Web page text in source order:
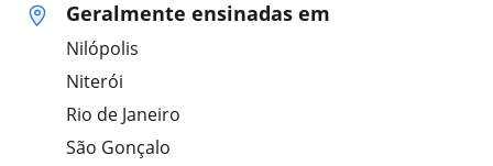
Geralmente ensinadas em
Nilópolis
Niterói
Rio de Janeiro
São Gonçalo